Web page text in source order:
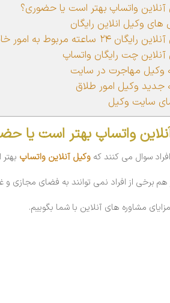
آنلاین واتساپ بهتر است یا حضوری؟
های وکیل انلاین رایگان
۲۴ ساعته مربوط به امور خانواده
چت رایگان واتساپ
وکیل مهاجرت در سایت
جدید وکیل امور طلاق
سایت وکیل
واتساپ بهتر است یا
سوال می کنند کهوکیل آنلاین واتساپ
برخی از افراد نمی توانند به فضای مجازی و
مزایای مشاوره های آنلاین با شما بگوییم.